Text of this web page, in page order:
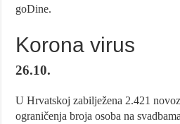
goDine.
Korona virus
26.10.
U Hrvatskoj zabilježena 2.421
ograničenja broja osoba na